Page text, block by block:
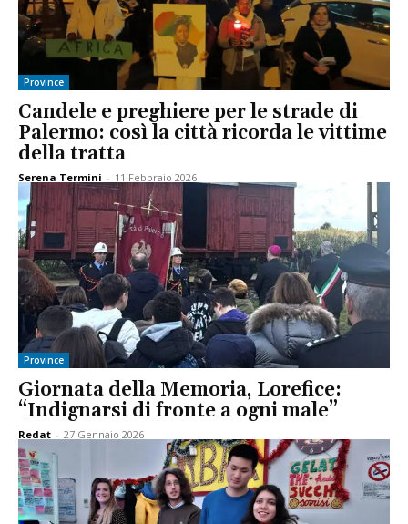
Province
Candele e preghiere per le strade di
Palermo: così la città ricorda le vittime
della tratta
Serena Termini - 11 Febbraio 2026
Province
Giornata della Memoria, Lorefice:
“Indignarsi di fronte a ogni male”
Redat - 27 Gennaio 2026